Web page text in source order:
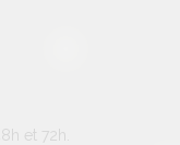
et 72h.